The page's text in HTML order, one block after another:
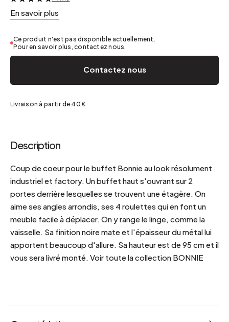
En savoir plus
Ce produit n'est pas disponible actuellement.
Pour en savoir plus, contactez nous.
Contactez nous
Livraison à partir de 40 €
Description
Coup de coeur pour le buffet Bonnie au look résolument
industriel et factory. Un buffet haut s'ouvrant sur 2
portes derrière lesquelles se trouvent une étagère. On
aime ses angles arrondis, ses 4 roulettes qui en font un
meuble facile à déplacer. On y range le linge, comme la
vaisselle. Sa finition noire mate et l'épaisseur du métal lui
apportent beaucoup d'allure. Sa hauteur est de 95 cm et il
vous sera livré monté. Voir toute la collection BONNIE